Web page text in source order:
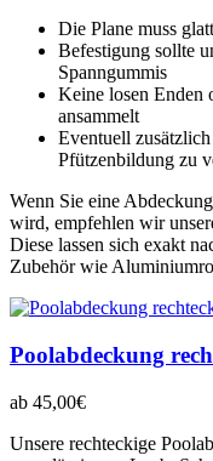
Die Plane muss
Befestigung sollte
Spanngummis
Keine losen Enden
ansammelt
Eventuell
Pfützenbildung zu
Wenn Sie eine
wird, empfehlen wir
Diese lassen sich exakt
Zubehör wie
Poolabdeckung
ab 45,00€
Unsere rechteckige